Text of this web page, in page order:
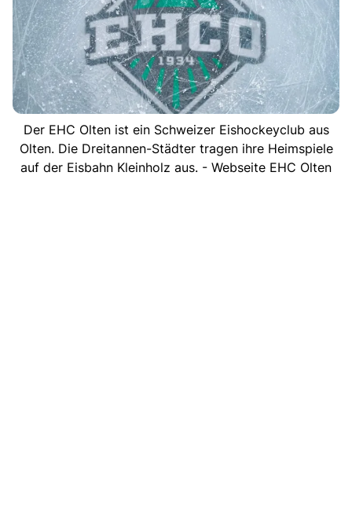
Der EHC Olten ist ein Schweizer Eishockeyclub aus
Olten. Die Dreitannen-Städter tragen ihre Heimspiele
auf der Eisbahn Kleinholz aus. - Webseite EHC Olten